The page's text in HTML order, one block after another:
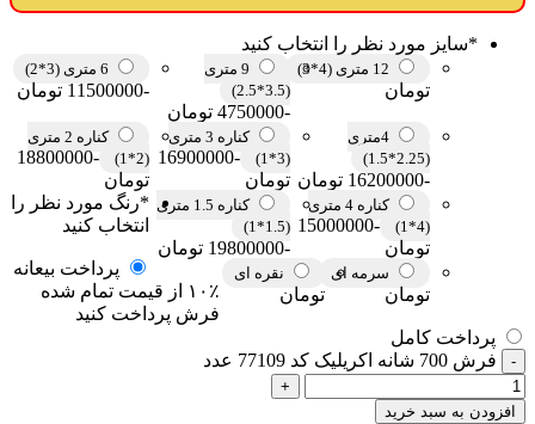
*سایز مورد نظر را انتخاب کنید
12 متری (4*3)
تومان
9 متری
(3.5*2.5)
-4750000 تومان
6 متری (3*2)
-11500000 تومان
4متری
(2.25*1.5)
-16200000 تومان
کناره 3 متری
(3*1)
-16900000
تومان
کناره 2 متری
(2*1)
-18800000
تومان
کناره 4 متری
(4*1)
-15000000
تومان
کناره 1.5 متری
(1.5*1)
-19800000 تومان
*رنگ مورد نظر را
انتخاب کنید
سرمه ای
تومان
نقره ای
تومان
پرداخت بیعانه
۱۰٪ از قیمت تمام شده
فرش پرداخت کنید
پرداخت کامل
فرش 700 شانه اکریلیک کد 77109 عدد
افزودن به سبد خرید